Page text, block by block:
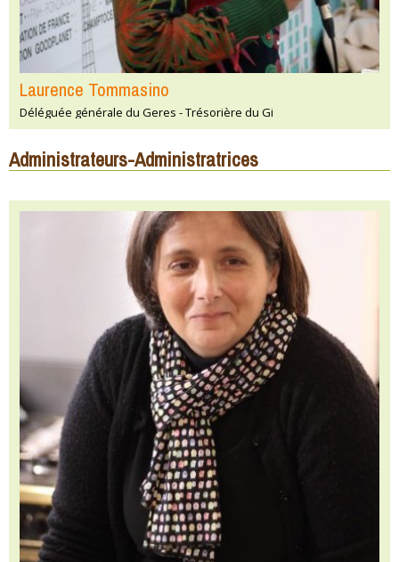
Laurence Tommasino
Déléguée générale du Geres - Trésorière du Gi
Administrateurs-Administratrices